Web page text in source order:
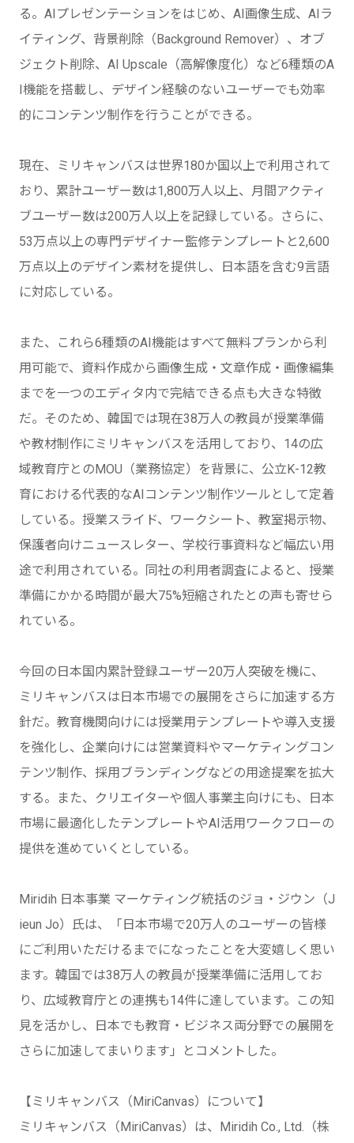
る。AIプレゼンテーションをはじめ、AI画像生成、AIラ
イティング、背景削除（Background Remover）、オブ
ジェクト削除、AI Upscale（高解像度化）など6種類のA
I機能を搭載し、デザイン経験のないユーザーでも効率
的にコンテンツ制作を行うことができる。
現在、ミリキャンバスは世界180か国以上で利用されて
おり、累計ユーザー数は1,800万人以上、月間アクティ
ブユーザー数は200万人以上を記録している。さらに、
53万点以上の専門デザイナー監修テンプレートと2,600
万点以上のデザイン素材を提供し、日本語を含む9言語
に対応している。
また、これら6種類のAI機能はすべて無料プランから利
用可能で、資料作成から画像生成・文章作成・画像編集
までを一つのエディタ内で完結できる点も大きな特徴
だ。そのため、韓国では現在38万人の教員が授業準備
や教材制作にミリキャンバスを活用しており、14の広
域教育庁とのMOU（業務協定）を背景に、公立K-12教
育における代表的なAIコンテンツ制作ツールとして定着
している。授業スライド、ワークシート、教室掲示物、
保護者向けニュースレター、学校行事資料など幅広い用
途で利用されている。同社の利用者調査によると、授業
準備にかかる時間が最大75%短縮されたとの声も寄せら
れている。
今回の日本国内累計登録ユーザー20万人突破を機に、
ミリキャンバスは日本市場での展開をさらに加速する方
針だ。教育機関向けには授業用テンプレートや導入支援
を強化し、企業向けには営業資料やマーケティングコン
テンツ制作、採用ブランディングなどの用途提案を拡大
する。また、クリエイターや個人事業主向けにも、日本
市場に最適化したテンプレートやAI活用ワークフローの
提供を進めていくとしている。
Miridih 日本事業 マーケティング統括のジョ・ジウン（J
ieun Jo）氏は、「日本市場で20万人のユーザーの皆様
にご利用いただけるまでになったことを大変嬉しく思い
ます。韓国では38万人の教員が授業準備に活用してお
り、広域教育庁との連携も14件に達しています。この知
見を活かし、日本でも教育・ビジネス両分野での展開を
さらに加速してまいります」とコメントした。
【ミリキャンバス（MiriCanvas）について】
ミリキャンバス（MiriCanvas）は、Miridih Co., Ltd.（株